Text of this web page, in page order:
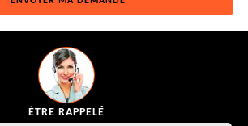
ÊTRE RAPPELÉ